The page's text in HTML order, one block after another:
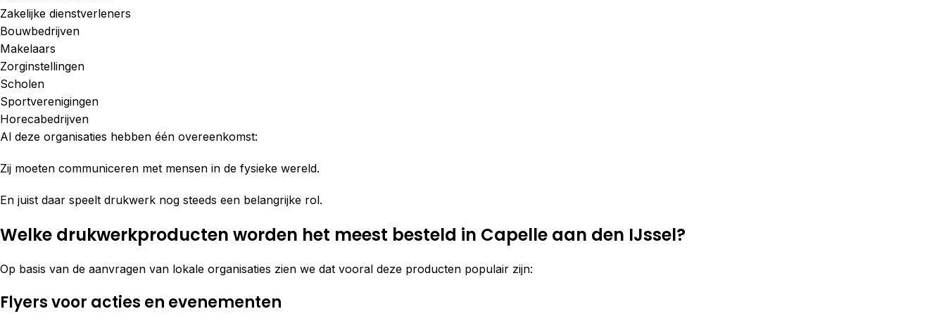
Zakelijke dienstverleners
Bouwbedrijven
Makelaars
Zorginstellingen
Scholen
Sportverenigingen
Horecabedrijven
Al deze organisaties hebben één overeenkomst:
Zij moeten communiceren met mensen in de fysieke wereld.
En juist daar speelt drukwerk nog steeds een belangrijke rol.
Welke drukwerkproducten worden het meest besteld in Capelle aan den IJssel?
Op basis van de aanvragen van lokale organisaties zien we dat vooral deze producten populair zijn:
Flyers voor acties en evenementen